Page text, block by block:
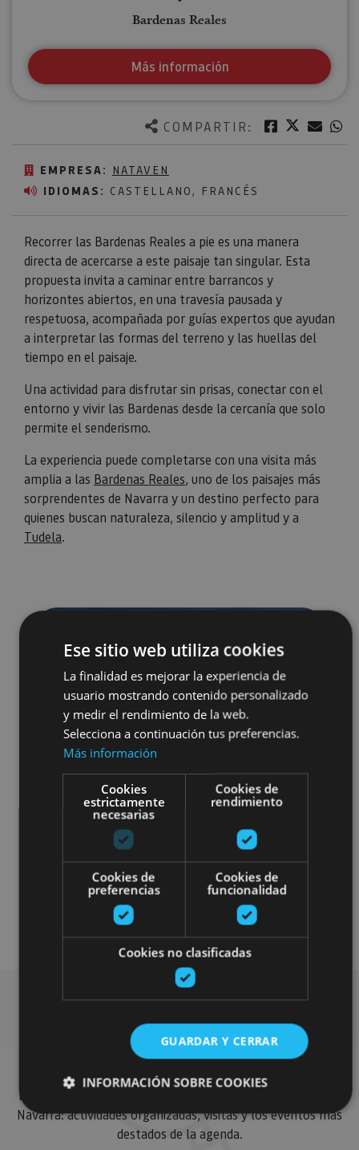
COMPARTIR: Facebook
Twitter
EMPRESA: NATAVEN
IDIOMAS: CASTELLANO, FRANCÉS
Recorrer las Bardenas Reales a pie es una manera
directa de acercarse a este paisaje tan singular. Esta
propuesta invita a caminar entre barrancos y
horizontes abiertos, en una travesía pausada y
respetuosa, acompañada por guías expertos que ayudan
a interpretar las formas del terreno y las huellas del
tiempo en el paisaje.
Una actividad para disfrutar sin prisas, conectar con el
entorno y vivir las Bardenas desde la cercanía que solo
permite el senderismo.
La experiencia puede completarse con una visita más
amplia a las Bardenas Reales, uno de los paisajes más
sorprendentes de Navarra y un destino perfecto para
quienes buscan naturaleza, silencio y amplitud y a
Tudela.
Bardenas Reales
Más información
Senderismo y montaña
Busca más planes
Encuentra planes y sugerencias para completar tu viaje en
Navarra: actividades organizadas, visitas y los eventos más
destados de la agenda.
Ese sitio web utiliza cookies
La finalidad es mejorar la experiencia de
usuario mostrando contenido personalizado
y medir el rendimiento de la web.
Selecciona a continuación tus preferencias.
Más información
Cookies
estrictamente
necesarias
Cookies de
rendimiento
Cookies de
preferencias
Cookies de
funcionalidad
Cookies no clasificadas
GUARDAR Y CERRAR
INFORMACIÓN SOBRE COOKIES